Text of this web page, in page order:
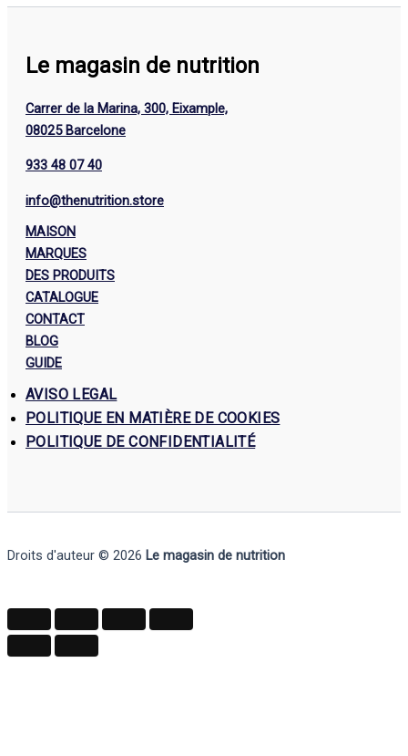
Le magasin de nutrition
Carrer de la Marina, 300, Eixample,
08025 Barcelone
933 48 07 40
info@thenutrition.store
MAISON
MARQUES
DES PRODUITS
CATALOGUE
CONTACT
BLOG
GUIDE
AVISO LEGAL
POLITIQUE EN MATIÈRE DE COOKIES
POLITIQUE DE CONFIDENTIALITÉ
Droits d'auteur © 2026 Le magasin de nutrition